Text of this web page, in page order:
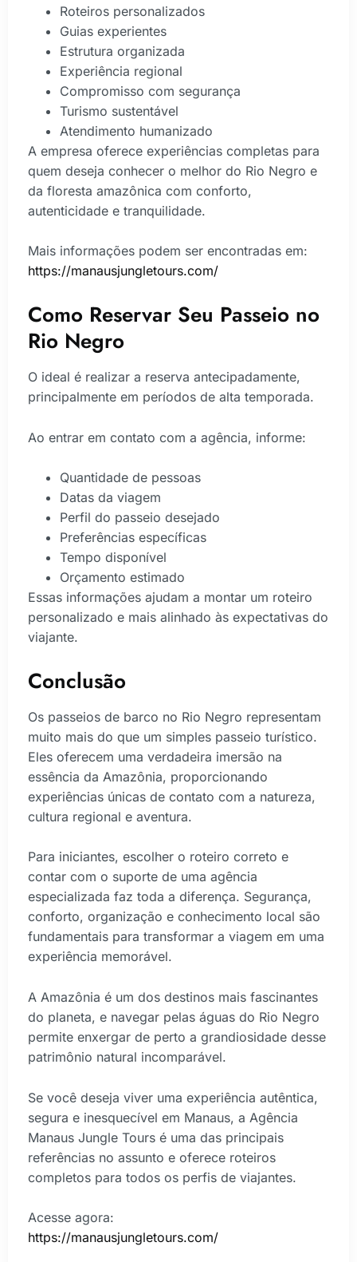
Roteiros personalizados
Guias experientes
Estrutura organizada
Experiência regional
Compromisso com segurança
Turismo sustentável
Atendimento humanizado
A empresa oferece experiências completas para
quem deseja conhecer o melhor do Rio Negro e
da floresta amazônica com conforto,
autenticidade e tranquilidade.
Mais informações podem ser encontradas em:
https://manausjungletours.com/
Como Reservar Seu Passeio no
Rio Negro
O ideal é realizar a reserva antecipadamente,
principalmente em períodos de alta temporada.
Ao entrar em contato com a agência, informe:
Quantidade de pessoas
Datas da viagem
Perfil do passeio desejado
Preferências específicas
Tempo disponível
Orçamento estimado
Essas informações ajudam a montar um roteiro
personalizado e mais alinhado às expectativas do
viajante.
Conclusão
Os passeios de barco no Rio Negro representam
muito mais do que um simples passeio turístico.
Eles oferecem uma verdadeira imersão na
essência da Amazônia, proporcionando
experiências únicas de contato com a natureza,
cultura regional e aventura.
Para iniciantes, escolher o roteiro correto e
contar com o suporte de uma agência
especializada faz toda a diferença. Segurança,
conforto, organização e conhecimento local são
fundamentais para transformar a viagem em uma
experiência memorável.
A Amazônia é um dos destinos mais fascinantes
do planeta, e navegar pelas águas do Rio Negro
permite enxergar de perto a grandiosidade desse
patrimônio natural incomparável.
Se você deseja viver uma experiência autêntica,
segura e inesquecível em Manaus, a Agência
Manaus Jungle Tours é uma das principais
referências no assunto e oferece roteiros
completos para todos os perfis de viajantes.
Acesse agora:
https://manausjungletours.com/